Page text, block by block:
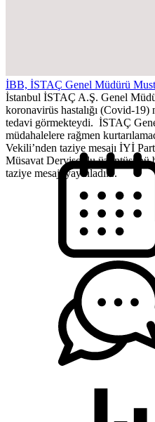
İBB, İSTAÇ Genel Müdürü
İstanbul İSTAÇ A.Ş. Genel
koronavirüs hastalığı (Covid-
tedavi görmekteydi. İSTAÇ
müdahalelere rağmen
Vekili’nden taziye mesajı İYİ
Müsavat Dervişoğlu üzüntüsünü
taziye mesajı yayınladı....